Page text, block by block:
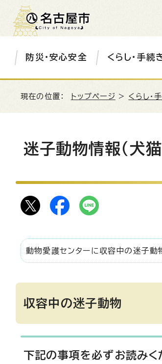
防災・安心安全 くらし・手続
現在の位置： トップページ > くらし・
迷子動物情報（犬
動物愛護センターに収容中の迷子動
収容中の迷子動物
下記の事項を必ずお読みく